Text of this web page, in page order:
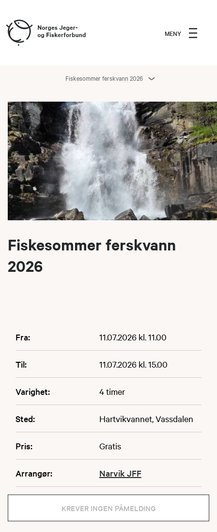
MENY
Fiskesommer ferskvann 2026
Fiskesommer ferskvann
2026
Fra: 11.07.2026 kl. 11.00
Til: 11.07.2026 kl. 15.00
Varighet: 4 timer
Sted: Hartvikvannet, Vassdalen
Pris: Gratis
Arrangør: Narvik JFF
KREVER INGEN PÅMELDING